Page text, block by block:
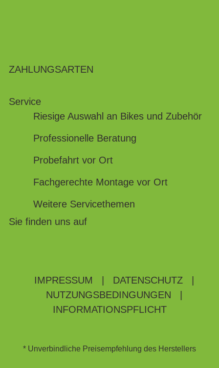
ZAHLUNGSARTEN
Service
Riesige Auswahl an Bikes und Zubehör
Professionelle Beratung
Probefahrt vor Ort
Fachgerechte Montage vor Ort
Weitere Servicethemen
Sie finden uns auf
IMPRESSUM DATENSCHUTZ
NUTZUNGSBEDINGUNGEN
INFORMATIONSPFLICHT
* Unverbindliche Preisempfehlung des Herstellers